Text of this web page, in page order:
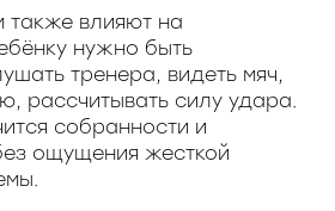
также влияют на
нужно быть
тренера, видеть мяч,
рассчитывать силу удара.
собранности и
ощущения жесткой